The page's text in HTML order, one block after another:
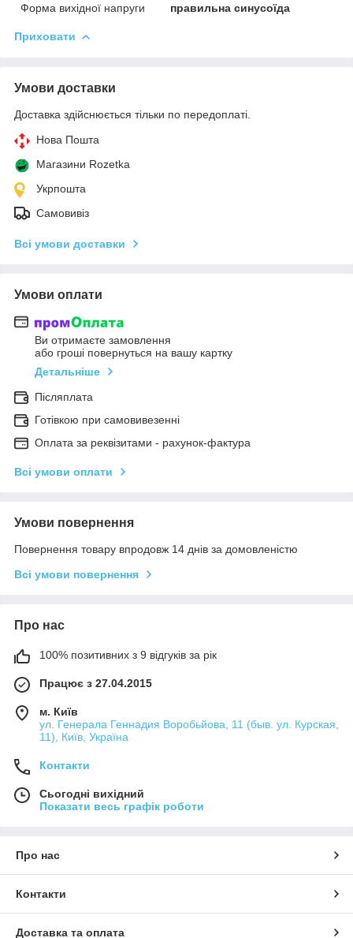
Форма вихідної напруги
правильна синусоїда
Приховати
Умови доставки
Доставка здійснюється тільки по передоплаті.
Нова Пошта
Магазини Rozetka
Укрпошта
Самовивіз
Всі умови доставки
Умови оплати
Ви отримаєте замовлення
або гроші повернуться на вашу картку
Детальніше
Післяплата
Готівкою при самовивезенні
Оплата за реквізитами - рахунок-фактура
Всі умови оплати
Умови повернення
Повернення товару впродовж 14 днів за домовленістю
Всі умови повернення
Про нас
100% позитивних з 9 відгуків за рік
Працює з 27.04.2015
м. Київ
ул. Генерала Геннадия Воробьйова, 11 (быв. ул. Курская,
11), Київ, Україна
Контакти
Сьогодні вихідний
Показати весь графік роботи
Про нас
Контакти
Доставка та оплата